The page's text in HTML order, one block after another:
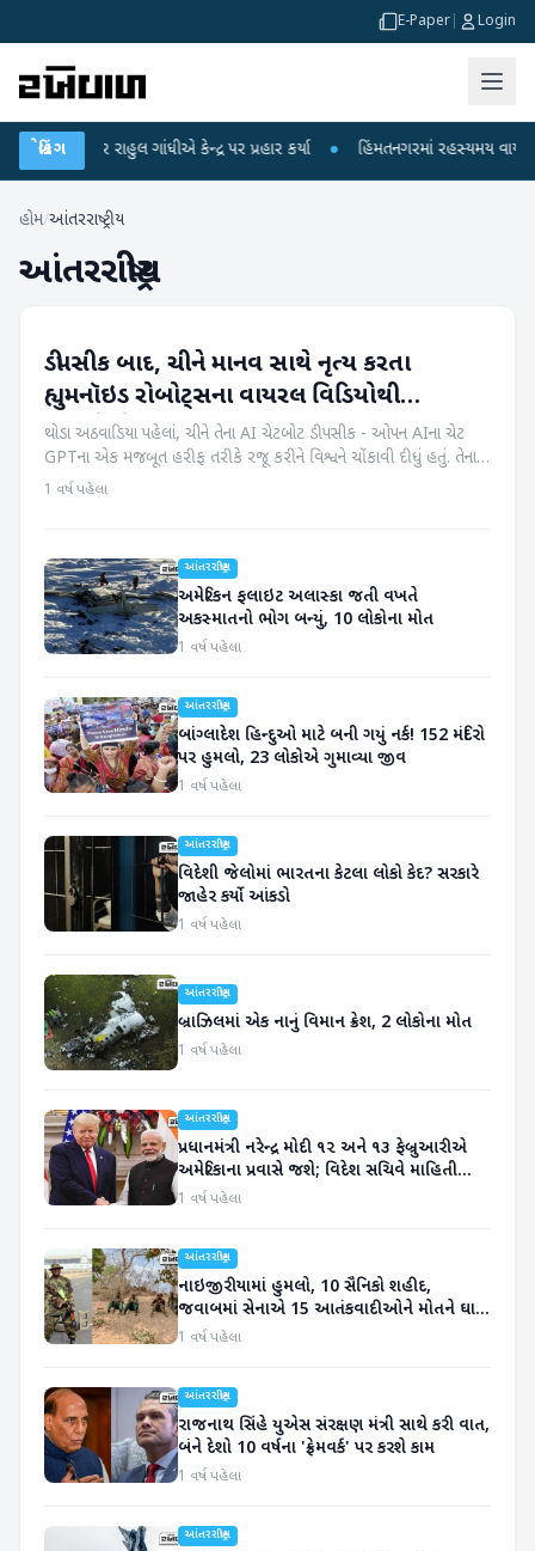
E-Paper Login
બ્રેકિંગ
પર રાહુલ ગાંધીએ કેન્દ્ર પર પ્રહાર કર્યા ● હિંમતનગરમાં રહસ્યમય વાયરસ કે
હોમ/આંતરરાષ્ટ્રીય
આંતરરાષ્ટ્રીય
આંતરરાષ્ટ્રીય
ડીપસીક બાદ, ચીને માનવ સાથે નૃત્ય કરતા
હ્યુમનૉઇડ રોબોટ્સના વાયરલ વિડિયોથી
ઇન્ટરનેટને ચોંકાવ્યું
થોડા અઠવાડિયા પહેલાં, ચીને તેના AI ચેટબોટ ડીપસીક - ઓપન AIના ચેટ
GPTના એક મજબૂત હરીફ તરીકે રજૂ કરીને વિશ્વને ચોંકાવી દીધું હતું. તેના
ઝડપી પ્રતિસાદથી લઈને તેના પ્રભાવશાળી ડીપસીક-R1 મોડેલ સુધી, જેને
1 વર્ષ પહેલા
આંતરરાષ્ટ્રીય
અમેરિકન ફલાઇટ અલાસ્કા જતી વખતે
અકસ્માતનો ભોગ બન્યું, 10 લોકોના મોત
1 વર્ષ પહેલા
આંતરરાષ્ટ્રીય
બાંગ્લાદેશ હિન્દુઓ માટે બની ગયું નર્ક! 152 મંદિરો
પર હુમલો, 23 લોકોએ ગુમાવ્યા જીવ
1 વર્ષ પહેલા
આંતરરાષ્ટ્રીય
વિદેશી જેલોમાં ભારતના કેટલા લોકો કેદ? સરકારે
જાહેર કર્યો આંકડો
1 વર્ષ પહેલા
આંતરરાષ્ટ્રીય
બ્રાઝિલમાં એક નાનું વિમાન ક્રેશ, 2 લોકોના મોત
1 વર્ષ પહેલા
આંતરરાષ્ટ્રીય
પ્રધાનમંત્રી નરેન્દ્ર મોદી ૧૨ અને ૧૩ ફેબ્રુઆરીએ
અમેરિકાના પ્રવાસે જશે; વિદેશ સચિવે માહિતી
આપી
1 વર્ષ પહેલા
આંતરરાષ્ટ્રીય
નાઇજીરીયામાં હુમલો, 10 સૈનિકો શહીદ,
જવાબમાં સેનાએ 15 આતંકવાદીઓને મોતને ઘાટ
ઉતાર્યા
1 વર્ષ પહેલા
આંતરરાષ્ટ્રીય
રાજનાથ સિંહે યુએસ સંરક્ષણ મંત્રી સાથે કરી વાત,
બંને દેશો 10 વર્ષના 'ફ્રેમવર્ક' પર કરશે કામ
1 વર્ષ પહેલા
આંતરરાષ્ટ્રીય